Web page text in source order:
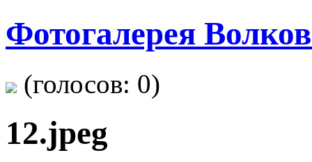
Фотогалерея
(голосов: 0)
12.jpeg